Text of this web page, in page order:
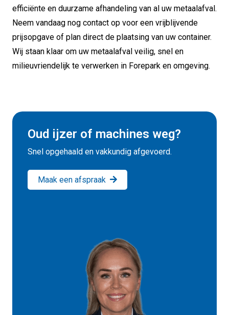
efficiënte en duurzame afhandeling van al uw metaalafval.
Neem vandaag nog contact op voor een vrijblijvende
prijsopgave of plan direct de plaatsing van uw container.
Wij staan klaar om uw metaalafval veilig, snel en
milieuvriendelijk te verwerken in Forepark en omgeving.
Oud ijzer of machines weg?
Snel opgehaald en vakkundig afgevoerd.
Maak een afspraak